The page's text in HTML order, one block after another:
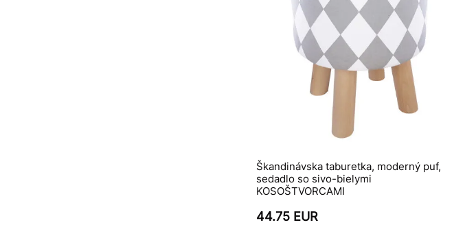
Škandinávska taburetka, moderný puf,
sedadlo so sivo-bielymi
KOSOŠTVORCAMI
44.75 EUR